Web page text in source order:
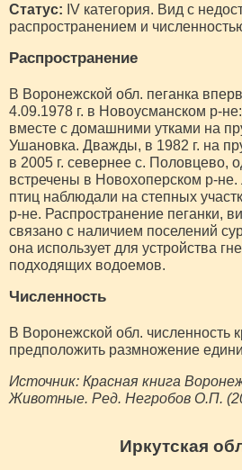
Статус: IV категория. Вид с
распространением и
Распространение
В Воронежской обл. пеганка
4.09.1978 г. в Новоусманском р-
вместе с домашними утками на
Ушановка. Дважды, в 1982 г. на
в 2005 г. севернее с. Половцево,
встречены в Новохоперском р-не.
птиц наблюдали на степных
р-не. Распространение пеганки,
связано с наличием поселений
она использует для устройства
подходящих водоемов.
Численность
В Воронежской обл. численность
предположить размножение
Источник: Красная книга
Животные. Ред. Негробов О.П.
Иркутская